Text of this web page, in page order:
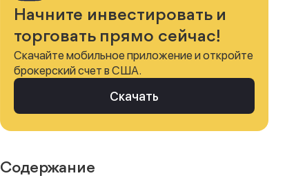
Начните инвестировать и
торговать прямо сейчас!
Скачайте мобильное приложение и откройте
брокерский счет в США.
Скачать
Содержание